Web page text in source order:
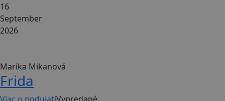
16
September
2026
Marika Mikanová
Frida